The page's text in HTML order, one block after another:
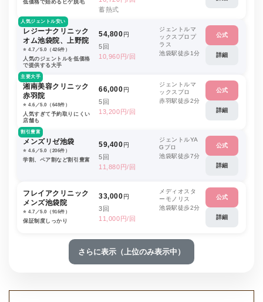
低価格で始めるヒゲ脱毛
蓄熱式
人気ジェントル安い
レジーナクリニック
オム池袋院、上野院
⭐️ 4.7／5.0（426件）
人気のジェントルを低価格
で提供する大手
54,800円
5回
10,960円/回
ジェントルマ
ックスプロプ
ラス
池袋駅徒歩1分
公式
詳細
主要大手
湘南美容クリニック
赤羽院
⭐️ 4.6／5.0（648件）
人気すぎて予約取りにくい
店舗も
66,000円
5回
13,200円/回
ジェントルマ
ックスプロ
赤羽駅徒歩2分
公式
詳細
割引豊富
メンズリゼ池袋
⭐️ 4.6／5.0（206件）
学割、ペア割など割引豊富
59,400円
5回
11,880円/回
ジェントルYA
Gプロ
池袋駅徒歩7分
公式
詳細
フレイアクリニック
メンズ池袋院
⭐️ 4.7／5.0（916件）
保証制度しっかり
33,000円
3回
11,000円/回
メディオスタ
ーモノリス
池袋駅徒歩2分
公式
詳細
さらに表示（上位のみ表示中）